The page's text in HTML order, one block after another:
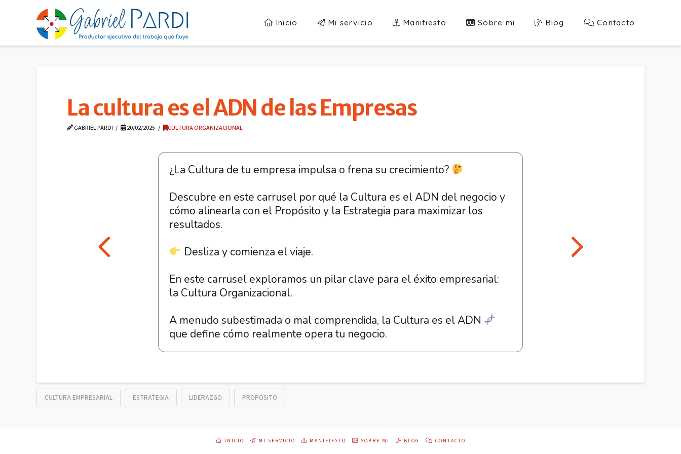
Inicio Mi servicio Manifiesto Sobre mi Blog Contacto
La cultura es el ADN de las Empresas
GABRIEL PARDI 20/02/2025 CULTURA ORGANIZACIONAL
¿La Cultura de tu empresa impulsa o frena su crecimiento?
Descubre en este carrusel por qué la Cultura es el ADN del negocio y
cómo alinearla con el Propósito y la Estrategia para maximizar los
resultados.
Desliza y comienza el viaje.
En este carrusel exploramos un pilar clave para el éxito empresarial:
la Cultura Organizacional.
A menudo subestimada o mal comprendida, la Cultura es el ADN
que define cómo realmente opera tu negocio.
En 7 slides concisos, descubrirás:
Por qué la Cultura es el ADN de tu empresa y cómo impacta en lo
esencial.
La conexión inseparable entre Cultura, Propósito y Estrategia.
Por qué la Cultura debe estar en constante evolución en un entorno
cambiante.
Su lado humano: la Cultura son vivencias de personas, no
documentos.
La gran disyuntiva: ¿Cultura por "default" o diseñada
estratégicamente?
Cómo alinear integralmente tu Cultura, Propósito y Estrategia para
potenciar resultados.
Desliza y descubre cómo transformar tu Cultura en un verdadero
motor del negocio.
CULTURA EMPRESARIAL ESTRATEGIA LIDERAZGO PROPÓSITO
INICIO MI SERVICIO MANIFIESTO SOBRE MI BLOG CONTACTO